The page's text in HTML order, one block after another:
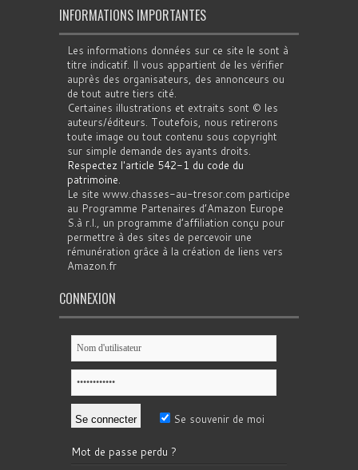
INFORMATIONS IMPORTANTES
Les informations données sur ce site le sont à
titre indicatif. Il vous appartient de les vérifier
auprès des organisateurs, des annonceurs ou
de tout autre tiers cité.
Certaines illustrations et extraits sont © les
auteurs/éditeurs. Toutefois, nous retirerons
toute image ou tout contenu sous copyright
sur simple demande des ayants droits.
Respectez l'article 542-1 du code du
patrimoine.
Le site www.chasses-au-tresor.com participe
au Programme Partenaires d’Amazon Europe
S.à r.l., un programme d’affiliation conçu pour
permettre à des sites de percevoir une
rémunération grâce à la création de liens vers
Amazon.fr
CONNEXION
Se souvenir de moi
Mot de passe perdu ?